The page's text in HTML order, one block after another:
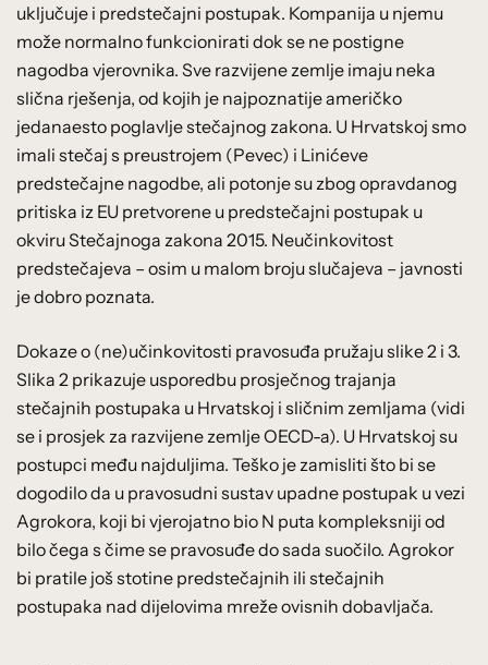
uključuje i predstečajni postupak. Kompanija u njemu
može normalno funkcionirati dok se ne postigne
nagodba vjerovnika. Sve razvijene zemlje imaju neka
slična rješenja, od kojih je najpoznatije američko
jedanaesto poglavlje stečajnog zakona. U Hrvatskoj smo
imali stečaj s preustrojem (Pevec) i Linićeve
predstečajne nagodbe, ali potonje su zbog opravdanog
pritiska iz EU pretvorene u predstečajni postupak u
okviru Stečajnoga zakona 2015. Neučinkovitost
predstečajeva – osim u malom broju slučajeva – javnosti
je dobro poznata.
Dokaze o (ne)učinkovitosti pravosuđa pružaju slike 2 i 3.
Slika 2 prikazuje usporedbu prosječnog trajanja
stečajnih postupaka u Hrvatskoj i sličnim zemljama (vidi
se i prosjek za razvijene zemlje OECD-a). U Hrvatskoj su
postupci među najduljima. Teško je zamisliti što bi se
dogodilo da u pravosudni sustav upadne postupak u vezi
Agrokora, koji bi vjerojatno bio N puta kompleksniji od
bilo čega s čime se pravosuđe do sada suočilo. Agrokor
bi pratile još stotine predstečajnih ili stečajnih
postupaka nad dijelovima mreže ovisnih dobavljača.